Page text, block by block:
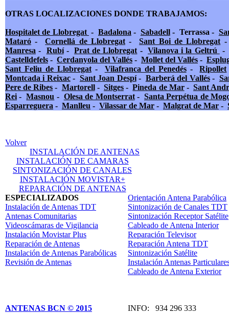
OTRAS LOCALIZACIONES DONDE TRABAJAMOS:
Hospitalet de Llobregat - Badalona - Sabadell- Terrassa -
Mataró -Cornellá de Llobregat-Sant Boi de Llobregat
Manresa - Rubí-Prat de Llobregat -Vilanova i la Geltrú
Castelldefels - Cerdanyola del Vallés - Mollet del Vallés -
Sant Feliu de Llobregat- Vilafranca del Penedés-Ripollet
Montcada i Reixac- Sant Joan Despí- Barberá del Vallés-
Pere de Ribes - Martorell- Sitges -Pineda de Mar- Sant
Rei -Masnou - Olesa de Montserrat- Santa Perpétua de
Esparreguera - Manlleu - Vilassar de Mar - Malgrat de Mar -
Volver
INSTALACIÓN DE ANTENAS
INSTALACIÓN DE CAMARAS
SINTONIZACIÓN DE CANALES
INSTALACIÓN MOVISTAR+
REPARACIÓN DE ANTENAS
ESPECIALIZADOS
Instalación de Antenas TDT
Antenas Comunitarias
Videoscámaras de Vigilancia
Instalación Movistar Plus
Reparación de Antenas
Instalación de Antenas Parabólicas
Revisión de Antenas
ANTENAS BCN © 2015
Orientación Antena Parabólica
Sintonización de Canales TDT
Sintonización Receptor Satélite
Cableado de Antena Interior
Reparación Televisor
Reparación Antena TDT
Sintonización Satélite
Instalación Antenas
Cableado de Antena Exterior
INFO: 934 296 333